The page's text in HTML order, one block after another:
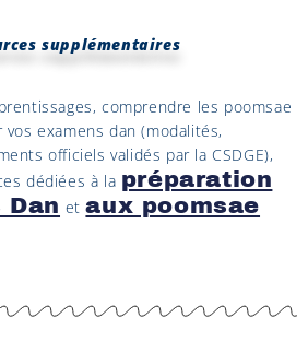
supplémentaires
comprendre les poomsae
examens dan (modalités,
officiels validés par la CSDGE),
dédiées à la préparation
Dan etaux poomsae